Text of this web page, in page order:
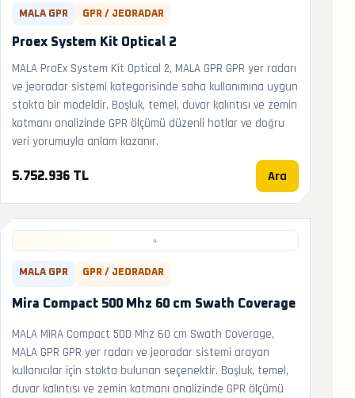
MALA GPR GPR / JEORADAR
Proex System Kit Optical 2
MALA ProEx System Kit Optical 2, MALA GPR GPR yer radarı
ve jeoradar sistemi kategorisinde saha kullanımına uygun
stokta bir modeldir. Boşluk, temel, duvar kalıntısı ve zemin
katmanı analizinde GPR ölçümü düzenli hatlar ve doğru
veri yorumuyla anlam kazanır.
5.752.936 TL Ara
MALA GPR GPR / JEORADAR
Mira Compact 500 Mhz 60 cm Swath Coverage
MALA MIRA Compact 500 Mhz 60 cm Swath Coverage,
MALA GPR GPR yer radarı ve jeoradar sistemi arayan
kullanıcılar için stokta bulunan seçenektir. Boşluk, temel,
duvar kalıntısı ve zemin katmanı analizinde GPR ölçümü